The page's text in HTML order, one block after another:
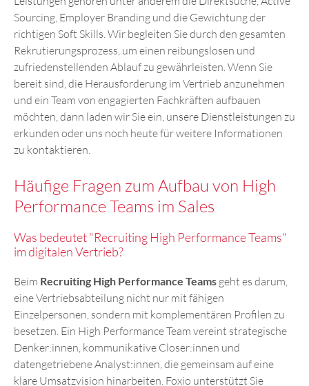
Sourcing, Employer Branding und die Gewichtung der
richtigen Soft Skills. Wir begleiten Sie durch den gesamten
Rekrutierungsprozess, um einen reibungslosen und
zufriedenstellenden Ablauf zu gewährleisten. Wenn Sie
bereit sind, die Herausforderung im Vertrieb anzunehmen
und ein Team von engagierten Fachkräften aufbauen
möchten, dann laden wir Sie ein, unsere Dienstleistungen zu
erkunden oder uns noch heute für weitere Informationen
zu kontaktieren.
Häufige Fragen zum Aufbau von High
Performance Teams im Sales
Was bedeutet "Recruiting High Performance Teams"
im digitalen Vertrieb?
Beim Recruiting High Performance Teams geht es darum,
eine Vertriebsabteilung nicht nur mit fähigen
Einzelpersonen, sondern mit komplementären Profilen zu
besetzen. Ein High Performance Team vereint strategische
Denker:innen, kommunikative Closer:innen und
datengetriebene Analyst:innen, die gemeinsam auf eine
klare Umsatzvision hinarbeiten. Foxio unterstützt Sie